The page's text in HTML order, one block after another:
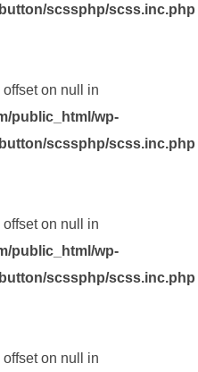
scssphp/scss.inc.php
on null in
public_html/wp-
scssphp/scss.inc.php
on null in
public_html/wp-
scssphp/scss.inc.php
on null in